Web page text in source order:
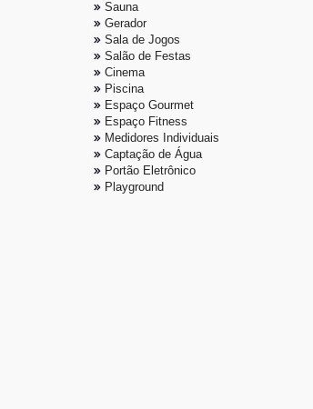
Sauna
Gerador
Sala de Jogos
Salão de Festas
Cinema
Piscina
Espaço Gourmet
Espaço Fitness
Medidores Individuais
Captação de Água
Portão Eletrônico
Playground